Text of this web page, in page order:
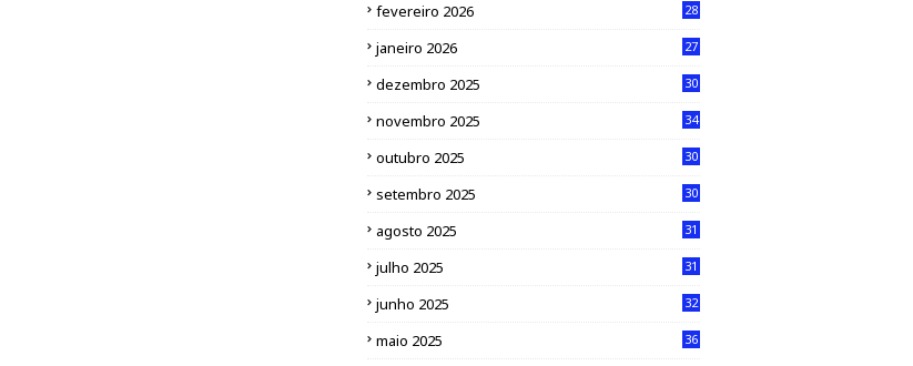
fevereiro 2026 28
janeiro 2026 27
dezembro 2025 30
novembro 2025 34
outubro 2025 30
setembro 2025 30
agosto 2025 31
julho 2025 31
junho 2025 32
maio 2025 36